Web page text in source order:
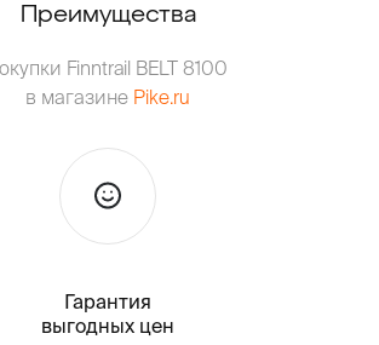
Преимущества
Finntrail BELT 8100
в магазине Pike.ru
Гарантия
выгодных цен